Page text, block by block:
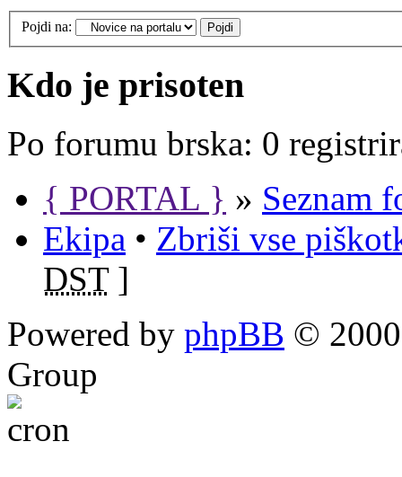
Pojdi na:
Kdo je prisoten
Po forumu brska: 0
{ PORTAL } » Seznam
Ekipa • Zbriši vse
DST]
Powered by phpBB ©
Group